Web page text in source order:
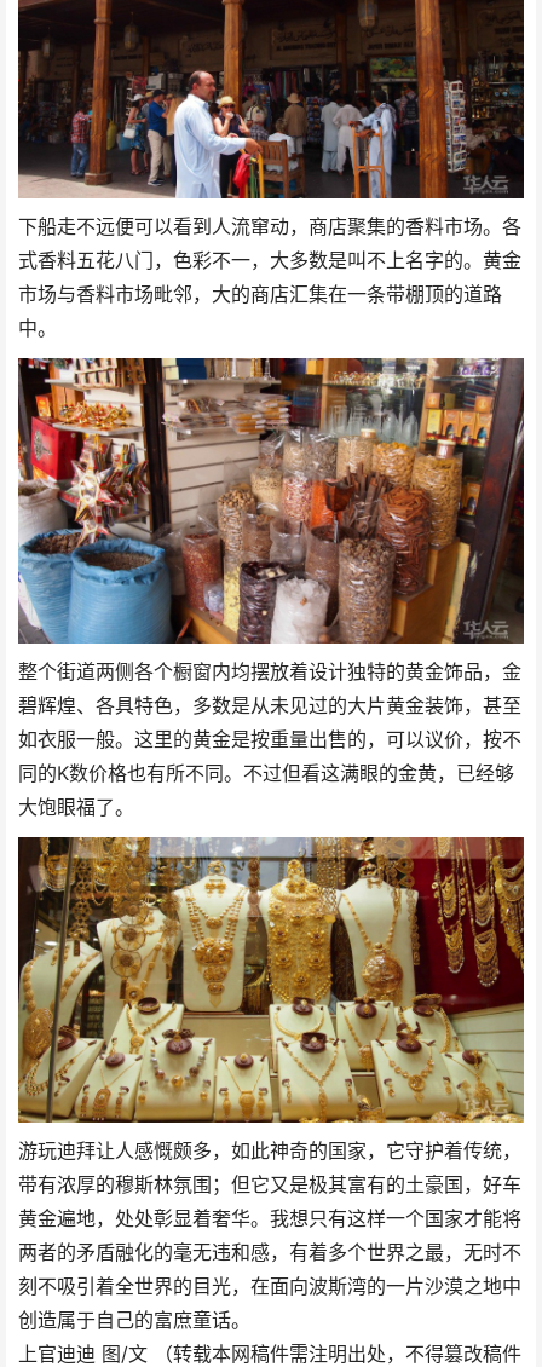
下船走不远便可以看到人流窜动，商店聚集的香料市场。各
式香料五花八门，色彩不一，大多数是叫不上名字的。黄金
市场与香料市场毗邻，大的商店汇集在一条带棚顶的道路
中。
整个街道两侧各个橱窗内均摆放着设计独特的黄金饰品，金
碧辉煌、各具特色，多数是从未见过的大片黄金装饰，甚至
如衣服一般。这里的黄金是按重量出售的，可以议价，按不
同的K数价格也有所不同。不过但看这满眼的金黄，已经够
大饱眼福了。
游玩迪拜让人感慨颇多，如此神奇的国家，它守护着传统，
带有浓厚的穆斯林氛围；但它又是极其富有的土豪国，好车
黄金遍地，处处彰显着奢华。我想只有这样一个国家才能将
两者的矛盾融化的毫无违和感，有着多个世界之最，无时不
刻不吸引着全世界的目光，在面向波斯湾的一片沙漠之地中
创造属于自己的富庶童话。
上官迪迪 图/文 （转载本网稿件需注明出处，不得篡改稿件